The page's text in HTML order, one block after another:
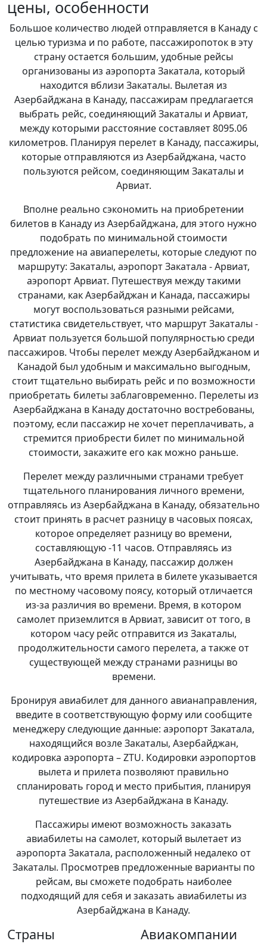
цены, особенности
Большое количество людей отправляется в Канаду с
целью туризма и по работе, пассажиропоток в эту
страну остается большим, удобные рейсы
организованы из аэропорта Закатала, который
находится вблизи Закаталы. Вылетая из
Азербайджана в Канаду, пассажирам предлагается
выбрать рейс, соединяющий Закаталы и Арвиат,
между которыми расстояние составляет 8095.06
километров. Планируя перелет в Канаду, пассажиры,
которые отправляются из Азербайджана, часто
пользуются рейсом, соединяющим Закаталы и
Арвиат.
Вполне реально сэкономить на приобретении
билетов в Канаду из Азербайджана, для этого нужно
подобрать по минимальной стоимости
предложение на авиаперелеты, которые следуют по
маршруту: Закаталы, аэропорт Закатала - Арвиат,
аэропорт Арвиат. Путешествуя между такими
странами, как Азербайджан и Канада, пассажиры
могут воспользоваться разными рейсами,
статистика свидетельствует, что маршрут Закаталы -
Арвиат пользуется большой популярностью среди
пассажиров. Чтобы перелет между Азербайджаном и
Канадой был удобным и максимально выгодным,
стоит тщательно выбирать рейс и по возможности
приобретать билеты заблаговременно. Перелеты из
Азербайджана в Канаду достаточно востребованы,
поэтому, если пассажир не хочет переплачивать, а
стремится приобрести билет по минимальной
стоимости, закажите его как можно раньше.
Перелет между различными странами требует
тщательного планирования личного времени,
отправляясь из Азербайджана в Канаду, обязательно
стоит принять в расчет разницу в часовых поясах,
которое определяет разницу во времени,
составляющую -11 часов. Отправляясь из
Азербайджана в Канаду, пассажир должен
учитывать, что время прилета в билете указывается
по местному часовому поясу, который отличается
из-за различия во времени. Время, в котором
самолет приземлится в Арвиат, зависит от того, в
котором часу рейс отправится из Закаталы,
продолжительности самого перелета, а также от
существующей между странами разницы во
времени.
Бронируя авиабилет для данного авианаправления,
введите в соответствующую форму или сообщите
менеджеру следующие данные: аэропорт Закатала,
находящийся возле Закаталы, Азербайджан,
кодировка аэропорта – ZTU. Кодировки аэропортов
вылета и прилета позволяют правильно
спланировать город и место прибытия, планируя
путешествие из Азербайджана в Канаду.
Пассажиры имеют возможность заказать
авиабилеты на самолет, который вылетает из
аэропорта Закатала, расположенный недалеко от
Закаталы. Просмотрев предложенные варианты по
рейсам, вы сможете подобрать наиболее
подходящий для себя и заказать авиабилеты из
Азербайджана в Канаду.
Страны Авиакомпании